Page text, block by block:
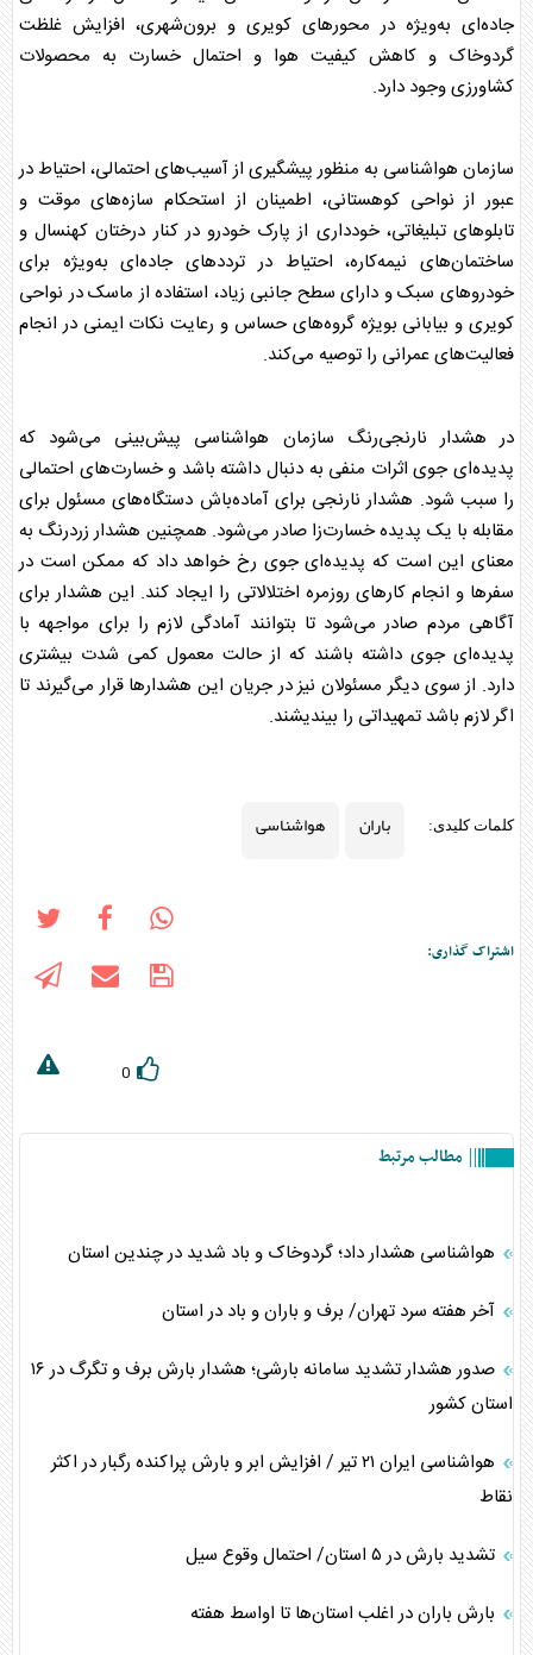
جاده‌ای به‌ویژه در محور‌های کویری و برون‌شهری، افزایش غلظت
گردوخاک و کاهش کیفیت هوا و احتمال خسارت به محصولات
کشاورزی وجود دارد.
سازمان هواشناسی به منظور پیشگیری از آسیب‌های احتمالی، احتیاط در
عبور از نواحی کوهستانی، اطمینان از استحکام سازه‌های موقت و
تابلو‌های تبلیغاتی، خودداری از پارک خودرو در کنار درختان کهنسال و
ساختمان‌های نیمه‌کاره، احتیاط در تردد‌های جاده‌ای به‌ویژه برای
خودرو‌های سبک و دارای سطح جانبی زیاد، استفاده از ماسک در نواحی
کویری و بیابانی بویژه گروه‌های حساس و رعایت نکات ایمنی در انجام
فعالیت‌های عمرانی را توصیه می‌کند.
در هشدار نارنجی‌رنگ سازمان هواشناسی پیش‌بینی می‌شود که
پدیده‌ای جوی اثرات منفی به دنبال داشته باشد و خسارت‌های احتمالی
را سبب شود. هشدار نارنجی برای آماده‌باش دستگاه‌های مسئول برای
مقابله با یک پدیده خسارت‌زا صادر می‌شود. همچنین هشدار زردرنگ به
معنای این است که پدیده‌ای جوی رخ خواهد داد که ممکن است در
سفر‌ها و انجام کار‌های روزمره اختلالاتی را ایجاد کند. این هشدار برای
آگاهی مردم صادر می‌شود تا بتوانند آمادگی لازم را برای مواجهه با
پدیده‌ای جوی داشته باشند که از حالت معمول کمی شدت بیشتری
دارد. از سوی دیگر مسئولان نیز در جریان این هشدار‌ها قرار می‌گیرند تا
اگر لازم باشد تمهیداتی را بیندیشند.
کلمات کلیدی: باران هواشناسی
اشتراک گذاری:
0
مطالب مرتبط
هواشناسی هشدار داد؛ گردوخاک و باد شدید در چندین استان
آخر هفته سرد تهران/ برف و باران و باد در استان
صدور هشدار تشدید سامانه بارشی؛ هشدار بارش برف و تگرگ در ۱۶
استان کشور
هواشناسی ایران ۲۱ تیر / افزایش ابر و بارش پراکنده رگبار در اکثر
نقاط
تشدید بارش در ۵ استان/ احتمال وقوع سیل
بارش باران در اغلب استان‌ها تا اواسط هفته